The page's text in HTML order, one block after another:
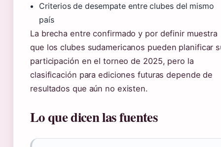
Criterios de desempate entre clubes del mismo
país
La brecha entre confirmado y por definir muestra
que los clubes sudamericanos pueden planificar
participación en el torneo de 2025, pero la
clasificación para ediciones futuras depende de
resultados que aún no existen.
Lo que dicen las fuentes